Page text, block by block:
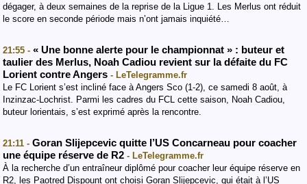
dégager, à deux semaines de la reprise de la Ligue 1. Les Merlus ont réduit
le score en seconde période mais n’ont jamais inquiété…
21:55 - « Une bonne alerte pour le championnat » : buteur et
taulier des Merlus, Noah Cadiou revient sur la défaite du FC
Lorient contre Angers - LeTelegramme.fr
Le FC Lorient s’est incliné face à Angers Sco (1-2), ce samedi 8 août, à
Inzinzac-Lochrist. Parmi les cadres du FCL cette saison, Noah Cadiou,
buteur lorientais, s’est exprimé après la rencontre.
21:11 - Goran Slijepcevic quitte l’US Concarneau pour coacher
une équipe réserve de R2 - LeTelegramme.fr
À la recherche d’un entraîneur diplômé pour coacher leur équipe réserve en
R2, les Paotred Dispount ont choisi Goran Slijepcevic, qui était à l’US